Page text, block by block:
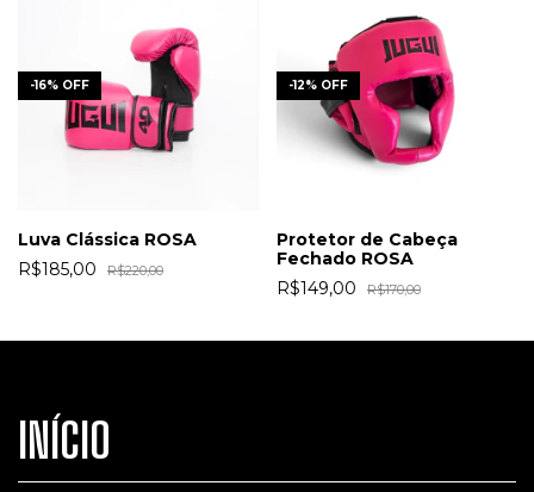
-16% OFF
Luva Clássica ROSA
R$185,00
R$220,00
-12% OFF
Protetor de Cabeça
Fechado ROSA
R$149,00
R$170,00
INÍCIO